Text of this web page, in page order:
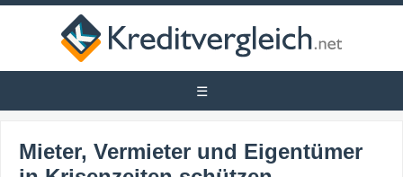
Mieter, Vermieter und Eigentümer